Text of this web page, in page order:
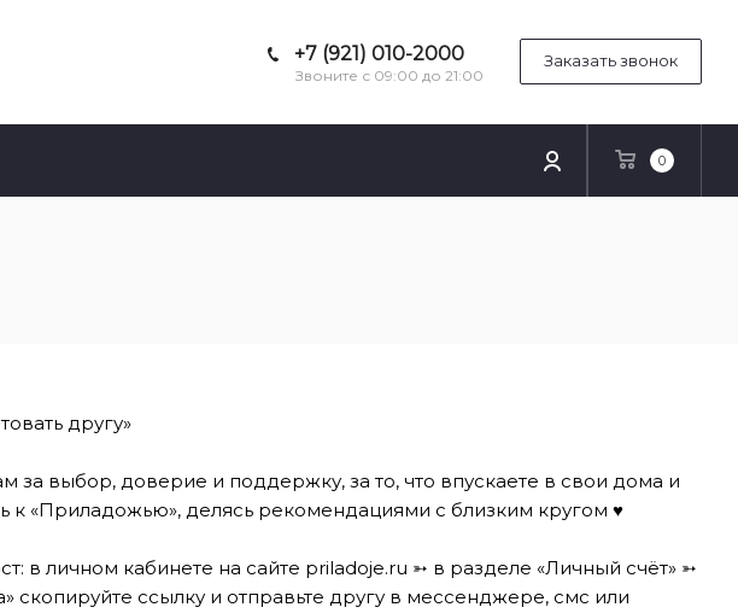
+7 (921) 010-2000
Звоните с 09:00 до 21:00
Заказать звонок
0
другу»
за выбор, доверие и поддержку, за то, что впускаете в свои дома и
к «Приладожью», делясь рекомендациями с близким кругом ♥
в личном кабинете на сайте priladoje.ru ➳ в разделе «Личный счёт» ➳
скопируйте ссылку и отправьте другу в мессенджере, смс или